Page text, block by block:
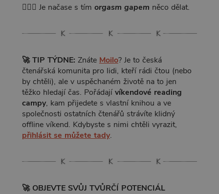
🤦🏻‍♀️ Je načase s tím orgasm gapem něco dělat.
🚀 TIP TÝDNE: Znáte Moilo? Je to česká
čtenářská komunita pro lidi, kteří rádi čtou (nebo
by chtěli), ale v uspěchaném životě na to jen
těžko hledají čas. Pořádají víkendové reading
campy, kam přijedete s vlastní knihou a ve
společnosti ostatních čtenářů strávíte klidný
offline víkend. Kdybyste s nimi chtěli vyrazit,
přihlásit se můžete tady.
🚀 OBJEVTE SVŮJ TVŮRČÍ POTENCIÁL